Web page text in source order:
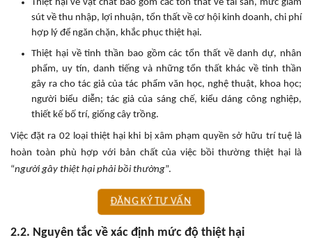
Thiệt hại về vật chất bao gồm các tổn thất về tài sản, mức giảm
sút về thu nhập, lợi nhuận, tổn thất về cơ hội kinh doanh, chi phí
hợp lý để ngăn chặn, khắc phục thiệt hại.
Thiệt hại về tinh thần bao gồm các tổn thất về danh dự, nhân
phẩm, uy tín, danh tiếng và những tổn thất khác về tinh thần
gây ra cho tác giả của tác phẩm văn học, nghệ thuật, khoa học;
người biểu diễn; tác giả của sáng chế, kiểu dáng công nghiệp,
thiết kế bố trí, giống cây trồng.
Việc đặt ra 02 loại thiệt hại khi bị xâm phạm quyền sở hữu trí tuệ là
hoàn toàn phù hợp với bản chất của việc bồi thường thiệt hại là
“người gây thiệt hại phải bồi thường”.
ĐĂNG KÝ TƯ VẤN
2.2. Nguyên tắc về xác định mức độ thiệt hại